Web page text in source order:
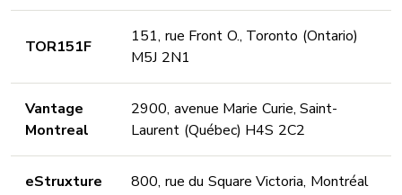
TOR151F
151, rue Front O., Toronto (Ontario)
M5J 2N1
Vantage
Montreal
2900, avenue Marie Curie, Saint-
Laurent (Québec) H4S 2C2
eStruxture
800, rue du Square Victoria, Montréal